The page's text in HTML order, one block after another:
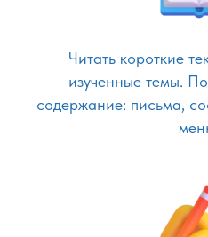
Читать короткие
изученные темы.
содержание: письма,